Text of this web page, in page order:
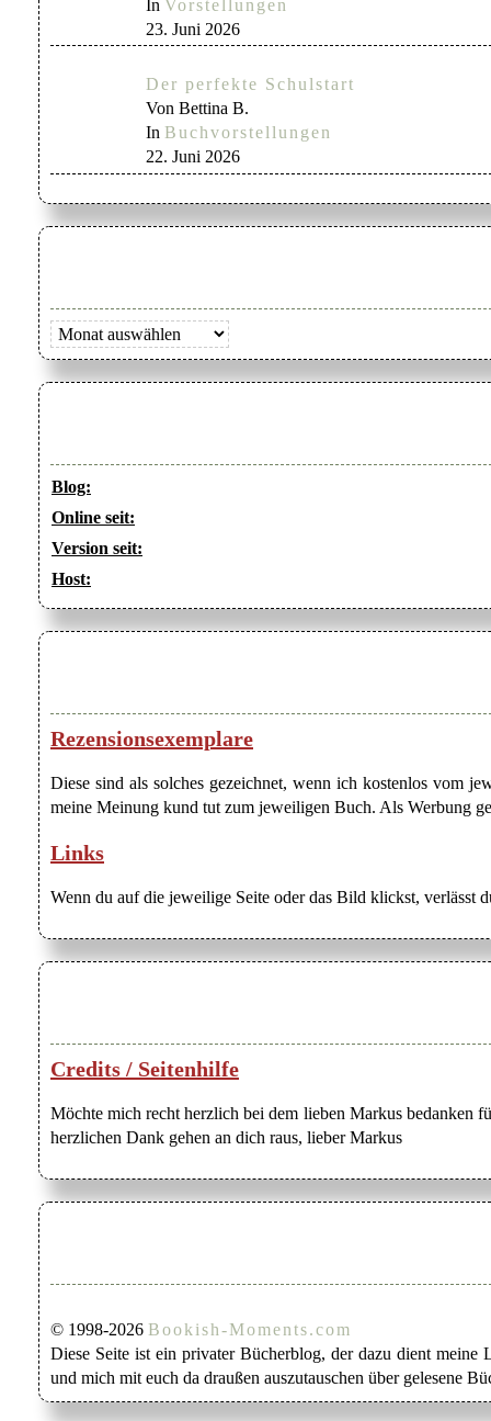
In Vorstellungen
23. Juni 2026
Der perfekte Schulstart
Von Bettina B.
In Buchvorstellungen
22. Juni 2026
Archiv
Blog:
Online seit:
Version seit:
Host:
Rezensionsexemplare
Diese sind als solches gezeichnet, wenn ich kostenlos vom
meine Meinung kund tut zum jeweiligen Buch. Als Werbung
Links
Wenn du auf die jeweilige Seite oder das Bild klickst, verlässt
Credits / Seitenhilfe
Möchte mich recht herzlich bei dem lieben Markus bedanken
herzlichen Dank gehen an dich raus, lieber Markus
© 1998-2026 Bookish-Moments.com
Diese Seite ist ein privater Bücherblog, der dazu dient meine
und mich mit euch da draußen auszutauschen über gelesene